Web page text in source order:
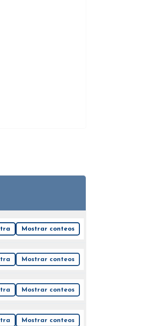
Mostrar conteos
Mostrar conteos
Mostrar conteos
Mostrar conteos